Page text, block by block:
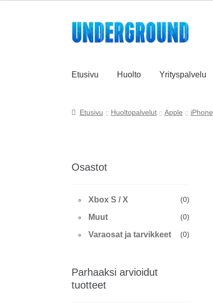
Siirry
navigointiin
Siirry
sisältöön
Etusivu Huolto Yrityspalvelu
Etusivu Huoltopalvelut Apple iPhone
Osastot
Xbox S / X (0)
Muut (0)
Varaosat ja tarvikkeet (0)
Parhaaksi arvioidut
tuotteet